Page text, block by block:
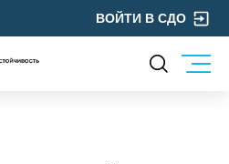
ВОЙТИ В СДО